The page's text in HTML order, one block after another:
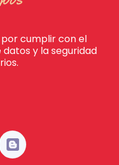
por cumplir con el
y la seguridad